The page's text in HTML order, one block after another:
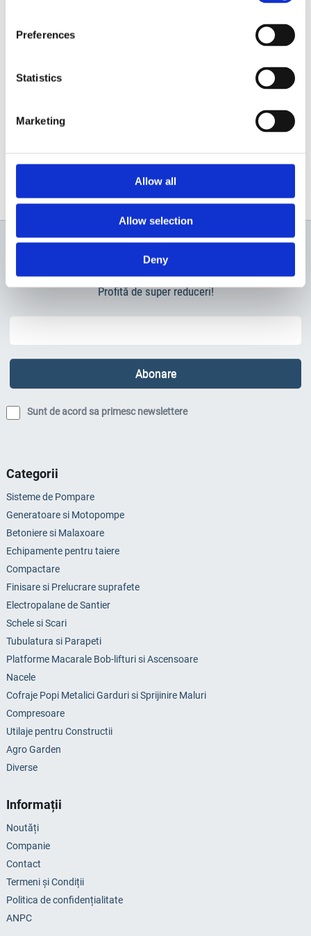
Preferences
Statistics
Marketing
Allow all
Allow selection
Deny
Newsletter
Profită de super reduceri!
Sunt de acord sa primesc newslettere
Categorii
Sisteme de Pompare
Generatoare si Motopompe
Betoniere si Malaxoare
Echipamente pentru taiere
Compactare
Finisare si Prelucrare suprafete
Electropalane de Santier
Schele si Scari
Tubulatura si Parapeti
Platforme Macarale Bob-lifturi si Ascensoare
Nacele
Cofraje Popi Metalici Garduri si Sprijinire Maluri
Compresoare
Utilaje pentru Constructii
Agro Garden
Diverse
Informații
Noutăți
Companie
Contact
Termeni și Condiții
Politica de confidențialitate
ANPC